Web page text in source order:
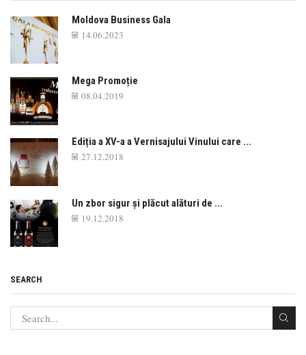
Moldova Business Gala
14.06.2023
Mega Promoție
08.04.2019
Ediția a XV-a a Vernisajului Vinului care ...
27.12.2018
Un zbor sigur și plăcut alături de ...
19.12.2018
SEARCH